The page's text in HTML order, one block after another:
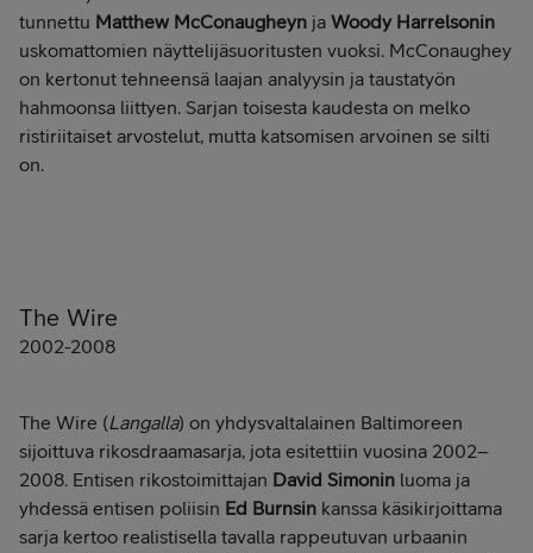
tunnettu Matthew McConaugheyn ja Woody Harrelsonin
uskomattomien näyttelijäsuoritusten vuoksi. McConaughey
on kertonut tehneensä laajan analyysin ja taustatyön
hahmoonsa liittyen. Sarjan toisesta kaudesta on melko
ristiriitaiset arvostelut, mutta katsomisen arvoinen se silti
on.
The Wire
2002-2008
The Wire (Langalla) on yhdysvaltalainen Baltimoreen
sijoittuva rikosdraamasarja, jota esitettiin vuosina 2002–
2008. Entisen rikostoimittajan David Simonin luoma ja
yhdessä entisen poliisin Ed Burnsin kanssa käsikirjoittama
sarja kertoo realistisella tavalla rappeutuvan urbaanin